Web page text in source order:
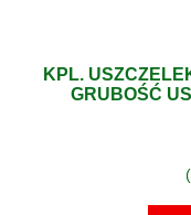
KPL.
GRUBOŚĆ